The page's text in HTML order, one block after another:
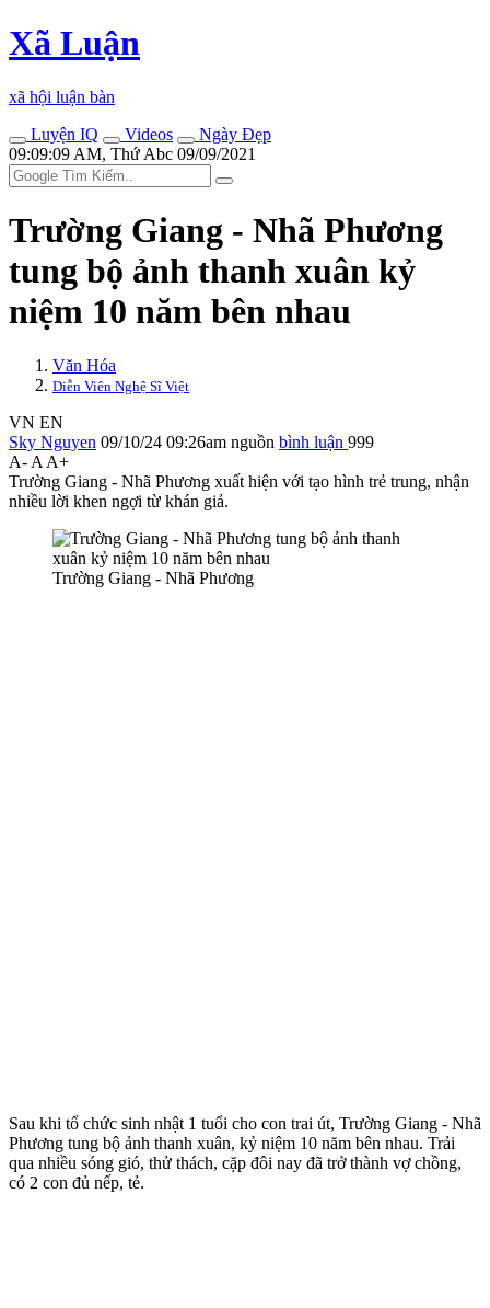
Xã Luận
xã hội luận bàn
Luyện IQ
Videos
Ngày Đẹp
09:09:09 AM, Thứ Abc 09/09/2021
Trường Giang - Nhã Phương
tung bộ ảnh thanh xuân kỷ
niệm 10 năm bên nhau
Văn Hóa
Diễn Viên Nghệ Sĩ Việt
VN EN
Sky Nguyen 09/10/24 09:26am nguồn bình luận 999
A- A A+
Trường Giang - Nhã Phương xuất hiện với tạo hình trẻ trung, nhận
nhiều lời khen ngợi từ khán giả.
Trường Giang - Nhã Phương
Sau khi tổ chức sinh nhật 1 tuổi cho con trai út, Trường Giang - Nhã
Phương tung bộ ảnh thanh xuân, kỷ niệm 10 năm bên nhau. Trải
qua nhiều sóng gió, thử thách, cặp đôi nay đã trở thành vợ chồng,
có 2 con đủ nếp, tẻ.